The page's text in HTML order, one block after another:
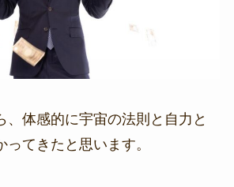
、体感的に宇宙の法則と自力と
てきたと思います。